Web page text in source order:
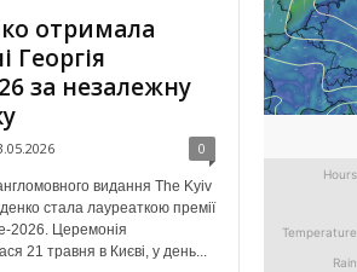
отримала
Георгія
за незалежну
0
видання The Kyiv
стала лауреаткою премії
2026. Церемонія
21 травня в Києві, у день...